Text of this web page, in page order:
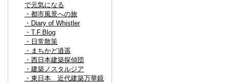
で元気になる
・都市風景への旅
・Diary of Whistler
・T.F.Blog
・日常散策
・まちかど逍遥
・西日本建築探偵団
・建築ノスタルジア
・東日本 近代建築万華鏡